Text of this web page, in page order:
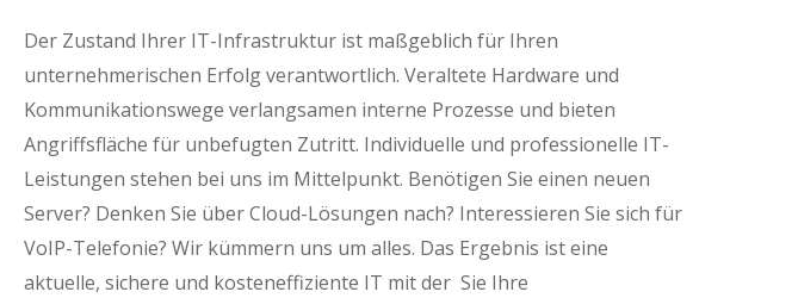
Der Zustand Ihrer IT-Infrastruktur ist maßgeblich für Ihren
unternehmerischen Erfolg verantwortlich. Veraltete Hardware und
Kommunikationswege verlangsamen interne Prozesse und bieten
Angriffsfläche für unbefugten Zutritt. Individuelle und professionelle IT-
Leistungen stehen bei uns im Mittelpunkt. Benötigen Sie einen neuen
Server? Denken Sie über Cloud-Lösungen nach? Interessieren Sie sich für
VoIP-Telefonie? Wir kümmern uns um alles. Das Ergebnis ist eine
aktuelle, sichere und kosteneffiziente IT mit der Sie Ihre